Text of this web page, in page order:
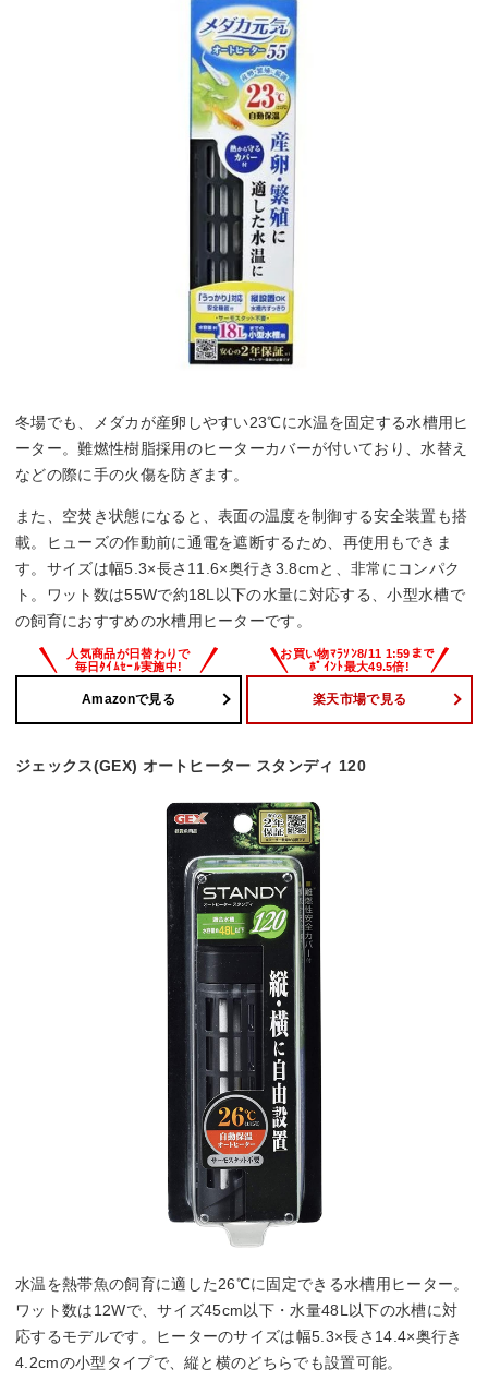
冬場でも、メダカが産卵しやすい23℃に水温を固定する水槽用ヒ
ーター。難燃性樹脂採用のヒーターカバーが付いており、水替え
などの際に手の火傷を防ぎます。
また、空焚き状態になると、表面の温度を制御する安全装置も搭
載。ヒューズの作動前に通電を遮断するため、再使用もできま
す。サイズは幅5.3×長さ11.6×奥行き3.8cmと、非常にコンパク
ト。ワット数は55Wで約18L以下の水量に対応する、小型水槽で
の飼育におすすめの水槽用ヒーターです。
Amazonで見る 楽天市場で見る
ジェックス(GEX) オートヒーター スタンディ 120
水温を熱帯魚の飼育に適した26℃に固定できる水槽用ヒーター。
ワット数は12Wで、サイズ45cm以下・水量48L以下の水槽に対
応するモデルです。ヒーターのサイズは幅5.3×長さ14.4×奥行き
4.2cmの小型タイプで、縦と横のどちらでも設置可能。